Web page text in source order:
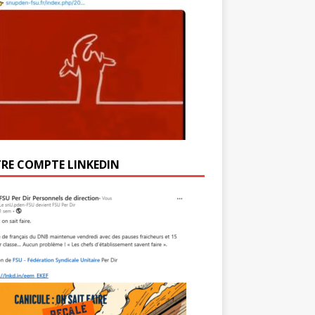
COMPTE LINKEDIN